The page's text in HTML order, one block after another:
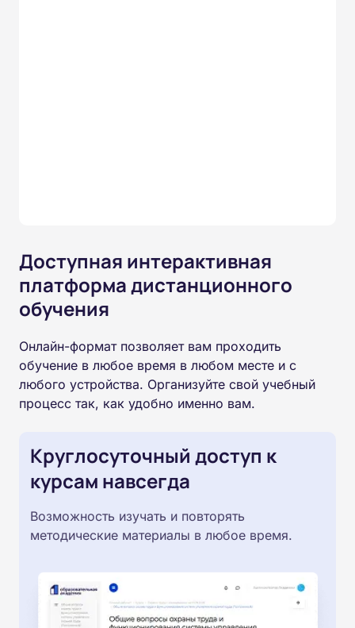
Доступная интерактивная
платформа дистанционного
обучения
Онлайн-формат позволяет вам проходить
обучение в любое время в любом месте и с
любого устройства. Организуйте свой учебный
процесс так, как удобно именно вам.
Круглосуточный доступ к
курсам навсегда
Возможность изучать и повторять
методические материалы в любое время.